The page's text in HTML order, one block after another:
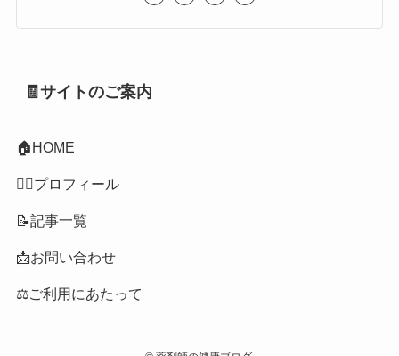
🧾サイトのご案内
🏠HOME
👩‍⚕️プロフィール
📝記事一覧
📩お問い合わせ
⚖️ご利用にあたって